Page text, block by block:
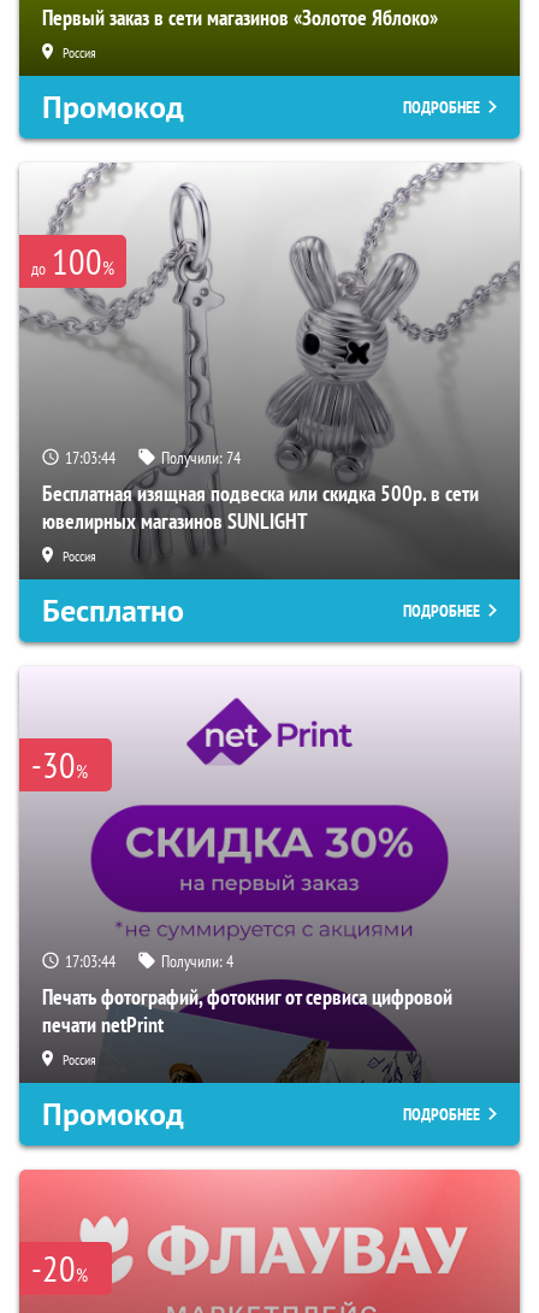
Первый заказ в сети магазинов «Золотое Яблоко»
Россия
Промокод ПОДРОБНЕЕ
до 100%
17:03:43 Получили:74
Бесплатная изящная подвеска или скидка 500р. в сети
ювелирных магазинов SUNLIGHT
Россия
Бесплатно ПОДРОБНЕЕ
-30%
17:03:43 Получили:4
Печать фотографий, фотокниг от сервиса цифровой
печати netPrint
Россия
Промокод ПОДРОБНЕЕ
-20%